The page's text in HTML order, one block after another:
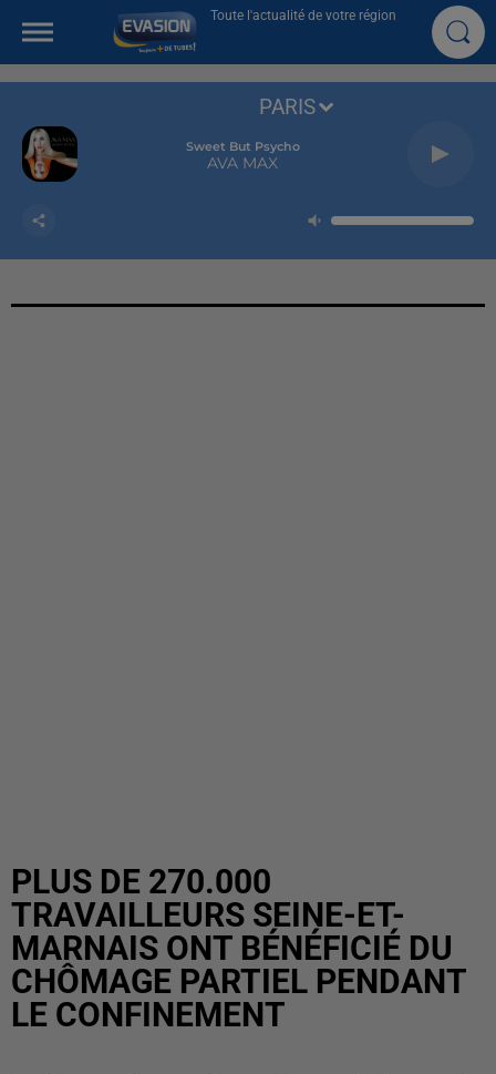
Toute l'actualité de votre région
Sweet But Psycho
AVA MAX
PARIS
PLUS DE 270.000
TRAVAILLEURS SEINE-ET-
MARNAIS ONT BÉNÉFICIÉ DU
CHÔMAGE PARTIEL PENDANT
LE CONFINEMENT